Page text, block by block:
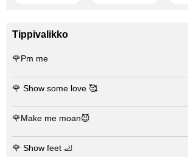
Tippivalikko
🌹Pm me
🌹 Show some love 🥰
🌹Make me moan😈
🌹 Show feet 🦶